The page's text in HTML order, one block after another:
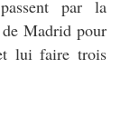
par la
Madrid pour
lui faire trois